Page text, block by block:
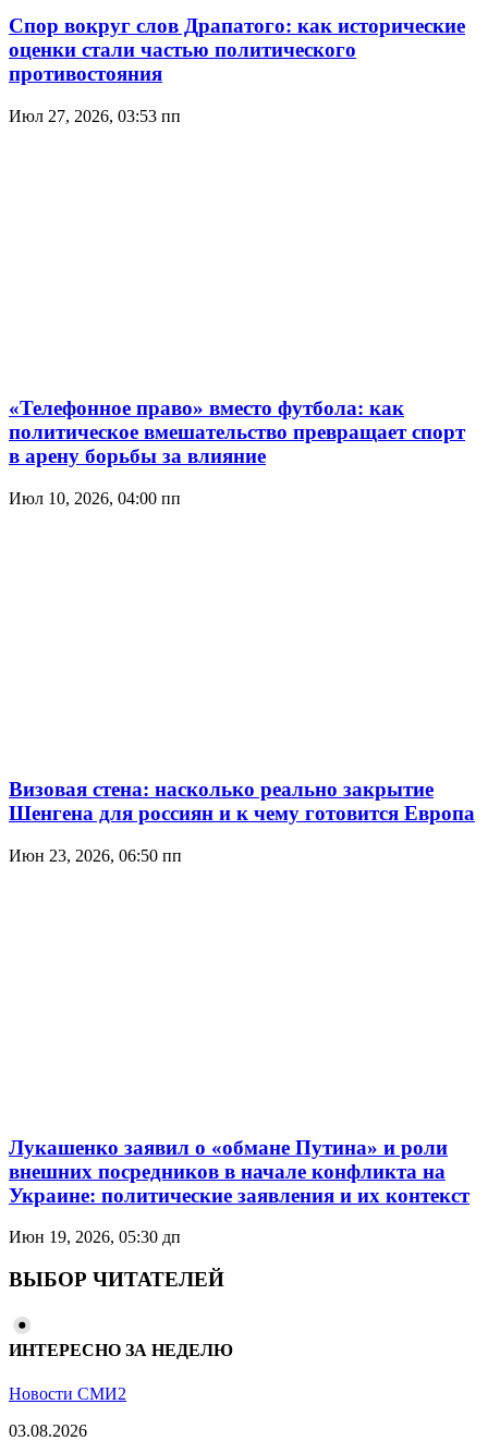
Спор вокруг слов Драпатого: как исторические
оценки стали частью политического
противостояния
Июл 27, 2026, 03:53 пп
«Телефонное право» вместо футбола: как
политическое вмешательство превращает спорт
в арену борьбы за влияние
Июл 10, 2026, 04:00 пп
Визовая стена: насколько реально закрытие
Шенгена для россиян и к чему готовится Европа
Июн 23, 2026, 06:50 пп
Лукашенко заявил о «обмане Путина» и роли
внешних посредников в начале конфликта на
Украине: политические заявления и их контекст
Июн 19, 2026, 05:30 дп
ВЫБОР ЧИТАТЕЛЕЙ
ИНТЕРЕСНО ЗА НЕДЕЛЮ
Новости СМИ2
03.08.2026